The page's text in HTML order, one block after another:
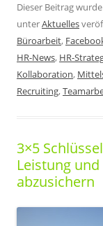
Dieser Beitrag
unterAktuelles
Büroarbeit,
HR-News, HR-
Kollaboration,
Recruiting,
3×5
Leistung
abzusichern